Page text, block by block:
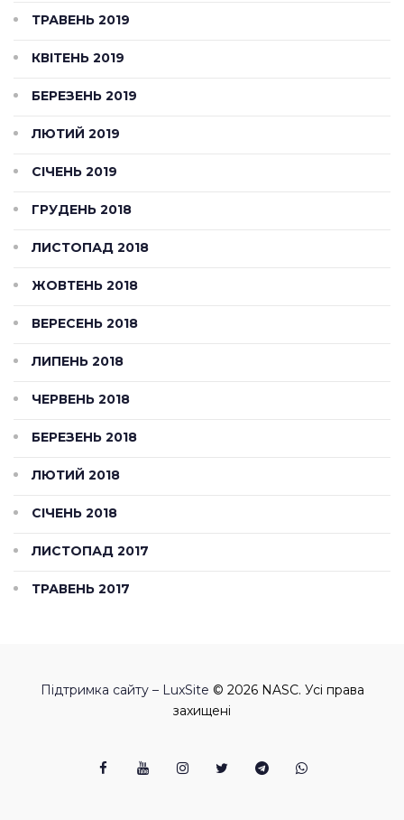
ТРАВЕНЬ 2019
КВІТЕНЬ 2019
БЕРЕЗЕНЬ 2019
ЛЮТИЙ 2019
СІЧЕНЬ 2019
ГРУДЕНЬ 2018
ЛИСТОПАД 2018
ЖОВТЕНЬ 2018
ВЕРЕСЕНЬ 2018
ЛИПЕНЬ 2018
ЧЕРВЕНЬ 2018
БЕРЕЗЕНЬ 2018
ЛЮТИЙ 2018
СІЧЕНЬ 2018
ЛИСТОПАД 2017
ТРАВЕНЬ 2017
Підтримка сайту – LuxSite © 2026 NASC. Усі права
захищені